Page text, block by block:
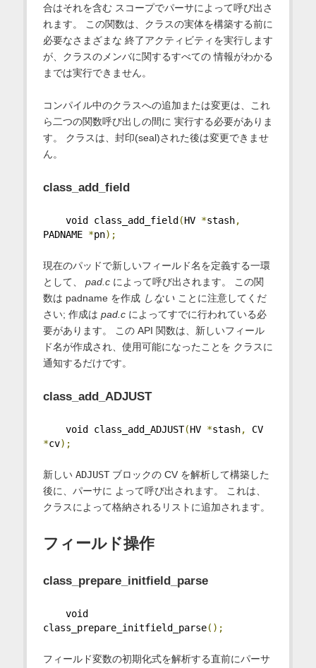
合はそれを含む スコープでパーサによって呼び出さ
れます。 この関数は、クラスの実体を構築する前に
必要なさまざまな 終了アクティビティを実行します
が、クラスのメンバに関するすべての 情報がわかる
までは実行できません。
コンパイル中のクラスへの追加または変更は、これ
ら二つの関数呼び出しの間に 実行する必要がありま
す。 クラスは、封印(seal)された後は変更できませ
ん。
class_add_field
void class_add_field (HV *stash,
PADNAME *pn);
現在のパッドで新しいフィールド名を定義する一環
として、 pad.cによって呼び出されます。 この関
数は padname を作成 しないことに注意してくだ
さい; 作成は pad.cによってすでに行われている必
要があります。 この API 関数は、新しいフィール
ド名が作成され、使用可能になったことを クラスに
通知するだけです。
class_add_ADJUST
void class_add_ADJUST(HV *stash,
CV
*cv);
新しい ADJUSTブロックの CV を解析して構築した
後に、パーサに よって呼び出されます。 これは、
クラスによって格納されるリストに追加されます。
フィールド操作
class_prepare_initfield_parse
void
class_prepare_initfield_parse();
フィールド変数の初期化式を解析する直前にパーサ